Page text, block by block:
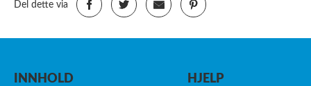
Del dette via
INNHOLD
HJELP